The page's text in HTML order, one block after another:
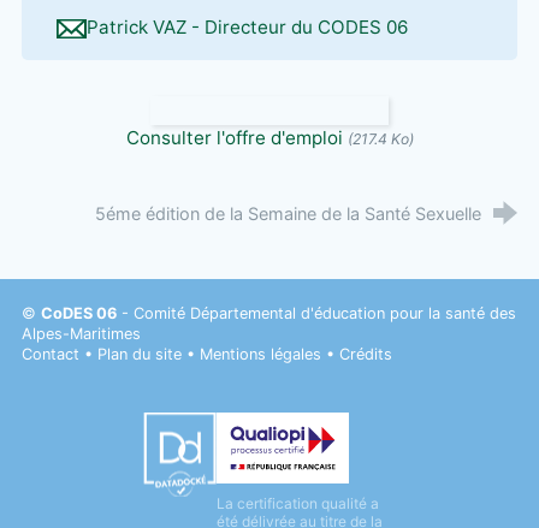
Patrick VAZ - Directeur du CODES 06
Consulter l'offre d'emploi (217.4 Ko)
5éme édition de la Semaine de la Santé Sexuelle
© CoDES 06- Comité Départemental d'éducation pour la santé des
Alpes-Maritimes
Contact • Plan du site• Mentions légales • Crédits
Datadock
Qualiopi
La certification qualité a
été délivrée au titre de la